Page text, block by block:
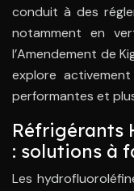
conduit à des
notamment en
l’Amendement de
explore
performantes et
Réfrigérants
: solutions à
Les